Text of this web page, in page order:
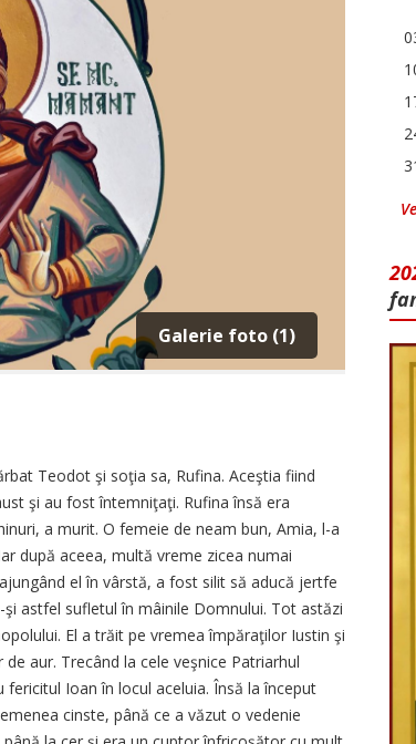
Galerie foto (1)
Teodot şi soţia sa, Rufina. Aceştia fiind
şi au fost întemniţaţi. Rufina însă era
a murit. O femeie de neam bun, Amia, l-a
după aceea, multă vreme zicea numai
el în vârstă, a fost silit să aducă jertfe
astfel sufletul în mâinile Domnului. Tot astăzi
El a trăit pe vremea împăraţilor Iustin şi
aur. Trecând la cele veşnice Patriarhul
Ioan în locul aceluia. Însă la început
cinste, până ce a văzut o vedenie